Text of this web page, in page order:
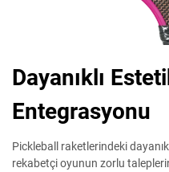
Dayanıklı
Entegrasyonu
Pickleball raketlerindeki
rekabetçi oyunun zorlu